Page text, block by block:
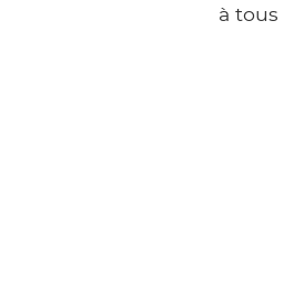
à tous